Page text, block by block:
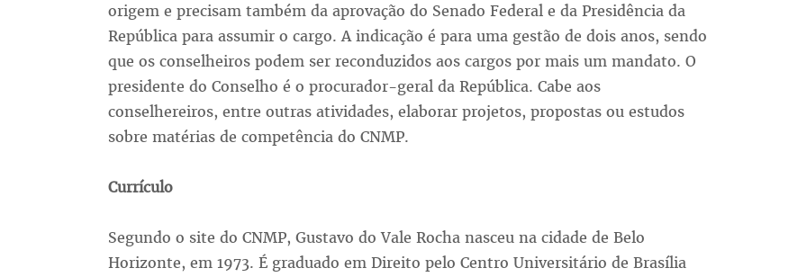
origem e precisam também da aprovação do Senado Federal e da Presidência da
República para assumir o cargo. A indicação é para uma gestão de dois anos, sendo
que os conselheiros podem ser reconduzidos aos cargos por mais um mandato. O
presidente do Conselho é o procurador-geral da República. Cabe aos
conselhereiros, entre outras atividades, elaborar projetos, propostas ou estudos
sobre matérias de competência do CNMP.
Currículo
Segundo o site do CNMP, Gustavo do Vale Rocha nasceu na cidade de Belo
Horizonte, em 1973. É graduado em Direito pelo Centro Universitário de Brasília